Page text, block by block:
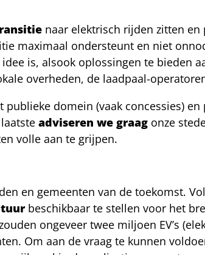
naar elektrisch rijden zitten
maximaal ondersteunt en niet
is, alsook oplossingen te bieden
overheden, de laadpaal-
domein (vaak concessies)
adviseren we graag onze
volle aan te grijpen.
en gemeenten van de toekomst.
beschikbaar te stellen voor het
ongeveer twee miljoen EV’s
Om aan de vraag te kunnen